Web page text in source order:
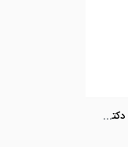
یاد استاد «مجموعه مقالات در گرامیداشت آقای دکتر ایرج گلدوزیان »